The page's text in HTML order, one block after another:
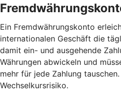
Ein Fremdwährungskonto
internationalen Geschäft die
damit ein- und ausgehende
Währungen abwickeln und
mehr für jede Zahlung
Wechselkursrisiko.